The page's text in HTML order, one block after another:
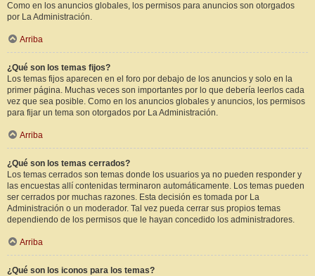
Como en los anuncios globales, los permisos para anuncios son otorgados
por La Administración.
Arriba
¿Qué son los temas fijos?
Los temas fijos aparecen en el foro por debajo de los anuncios y solo en la
primer página. Muchas veces son importantes por lo que debería leerlos cada
vez que sea posible. Como en los anuncios globales y anuncios, los permisos
para fijar un tema son otorgados por La Administración.
Arriba
¿Qué son los temas cerrados?
Los temas cerrados son temas donde los usuarios ya no pueden responder y
las encuestas allí contenidas terminaron automáticamente. Los temas pueden
ser cerrados por muchas razones. Esta decisión es tomada por La
Administración o un moderador. Tal vez pueda cerrar sus propios temas
dependiendo de los permisos que le hayan concedido los administradores.
Arriba
¿Qué son los iconos para los temas?